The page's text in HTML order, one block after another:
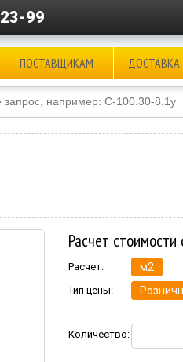
99
ПОСТАВЩИКАМ ДОСТАВКА
Расчет
Расчет: м2
Тип цены:
Количество: